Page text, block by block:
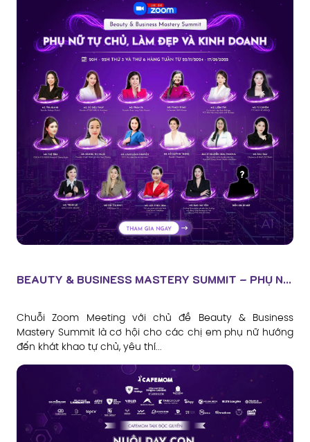
BEAUTY & BUSINESS MASTERY SUMMIT – PHỤ N...
Chuỗi Zoom Meeting với chủ đề Beauty & Business
Mastery Summit là cơ hội cho các chị em phụ nữ hướng
đến khát khao tự chủ, yêu thí...